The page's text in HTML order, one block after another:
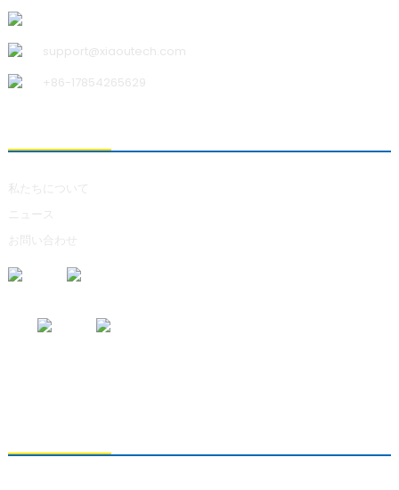
support@xiaoutech.com
+86-17854265629
私たちについて
ニュース
お問い合わせ